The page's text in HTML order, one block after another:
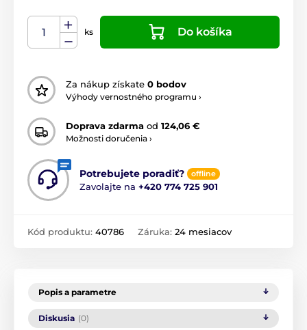
ks Do košíka
Za nákup získate 0 bodov
Výhody vernostného programu ›
Doprava zdarma od 124,06 €
Možnosti doručenia ›
Potrebujete poradiť? offline
Zavolajte na +420 774 725 901
Kód produktu: 40786 Záruka: 24 mesiacov
Popis a parametre
Diskusia (0)